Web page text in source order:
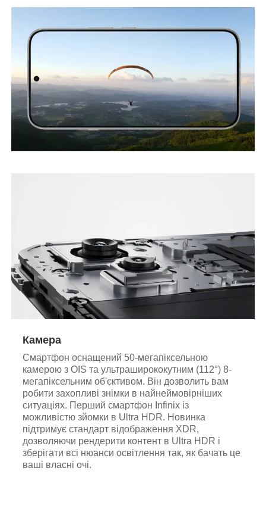
Камера
Смартфон оснащений 50-мегапіксельною
камерою з OIS та ультраширококутним (112°) 8-
мегапіксельним об'єктивом. Він дозволить вам
робити захопливі знімки в найнеймовірніших
ситуаціях. Перший смартфон Infinix із
можливістю зйомки в Ultra HDR. Новинка
підтримує стандарт відображення XDR,
дозволяючи рендерити контент в Ultra HDR і
зберігати всі нюанси освітлення так, як бачать це
ваші власні очі.